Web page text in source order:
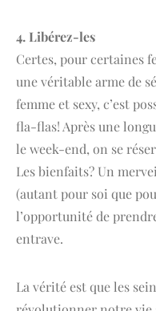
4. Libérez-les
Certes, pour certaines
une véritable arme de
femme et sexy, c’est
fla-flas! Après une
le week-end, on se
Les bienfaits? Un
(autant pour soi que
l’opportunité de
entrave.
La vérité est que les